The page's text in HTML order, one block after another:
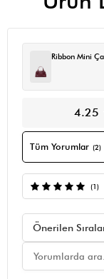
Ribbon Mini
4.25
Tüm Yorumlar (2)
(1)
Önerilen